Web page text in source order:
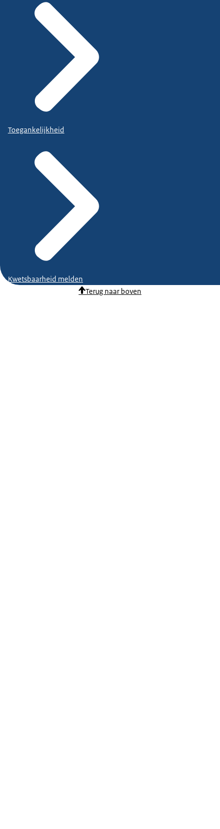
Toegankelijkheid
Kwetsbaarheid melden
Terug naar boven